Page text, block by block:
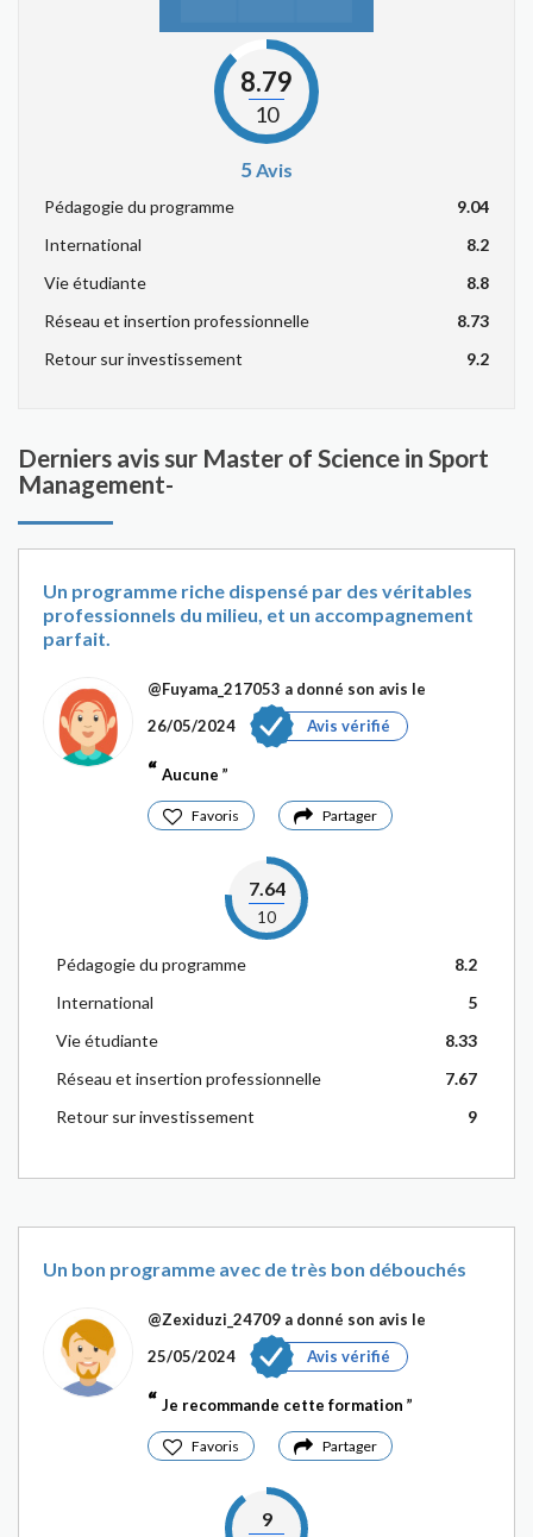
8.79
10
5Avis
Pédagogie du programme
9.04
International
8.2
Vie étudiante
8.8
Réseau et insertion professionnelle
8.73
Retour sur investissement
9.2
Derniers avis sur Master of Science in Sport
Management-
Un programme riche dispensé par des véritables
professionnels du milieu, et un accompagnement
parfait.
@Fuyama_217053 a donné son avis le
26/05/2024
Avis vérifié
Aucune
Favoris Partager
7.64
10
Pédagogie du programme
8.2
International
5
Vie étudiante
8.33
Réseau et insertion professionnelle
7.67
Retour sur investissement
9
Un bon programme avec de très bon débouchés
@Zexiduzi_24709 a donné son avis le
25/05/2024
Avis vérifié
Je recommande cette formation
Favoris Partager
9